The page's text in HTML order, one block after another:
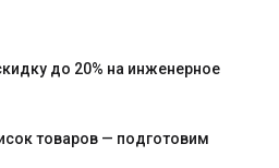
до 20% на инженерное
товаров — подготовим